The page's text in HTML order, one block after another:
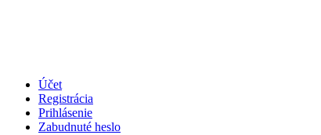
Účet
Registrácia
Prihlásenie
Zabudnuté heslo